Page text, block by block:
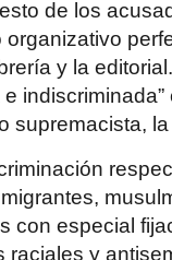
de los
y la
supremacista,
con especial
y